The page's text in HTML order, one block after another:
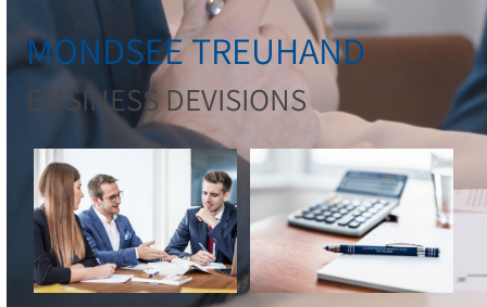
MONDSEE TREUHAND
BUSINESS DEVISIONS